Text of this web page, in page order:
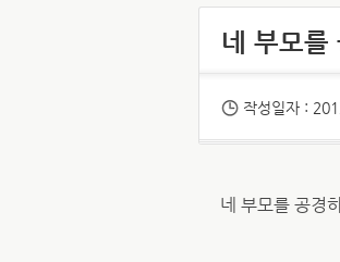
네 부모
작성일자 :
네 부모를 공경